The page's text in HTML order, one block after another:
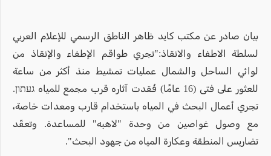
بيان صادر عن مكتب كايد ظاهر الناطق الرسمي للإعلام العربي
لسلطة الاطفاء والانقاذ:"تجري طواقم الإطفاء والإنقاذ من
لوائي الساحل والشمال عمليات تمشيط منذ أكثر من ساعة
للعثور على فتى (16 عامًا) فُقدت آثاره قرب مجمع للمياه געתון.
تجري أعمال البحث في المياه باستخدام قارب ومعدات خاصة،
مع وصول غواصين من وحدة "لاهبه" للمساعدة. وتعقّد
تضاريس المنطقة وعكارة المياه من جهود البحث".